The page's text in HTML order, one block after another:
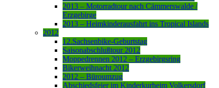
2013 – Motorradtour nach Cämmerswalde /
Erzgebirge
2013 – Heimkinderausfahrt ins Tropical Islands
2012
12.Sachsenbike-Geburtstag
Saisonabschlußtour 2012
Moppedrennen 2012 – Erzgebirgsring
Bikerweihnacht 2012
2012 – Büroumzug
Abschiedsfeier im Kinderkurheim Volkersdorf